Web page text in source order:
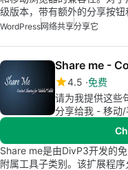
级版本，带有额外的分享按钮
WordPress网络共享分享它
Share me -
4.5 免费
请为我提供这些
分享给我 - 移动
Share me是由DivP3开发的
附属工具子类别。该扩展程